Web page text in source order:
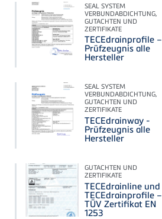
SEAL SYSTEM
VERBUNDABDICHTUNG,
GUTACHTEN UND
ZERTIFIKATE
TECEdrainprofile –
Prüfzeugnis alle
Hersteller
SEAL SYSTEM
VERBUNDABDICHTUNG,
GUTACHTEN UND
ZERTIFIKATE
TECEdrainway -
Prüfzeugnis alle
Hersteller
GUTACHTEN UND
ZERTIFIKATE
TECEdrainline und
TECEdrainprofile –
TÜV Zertifikat EN
1253